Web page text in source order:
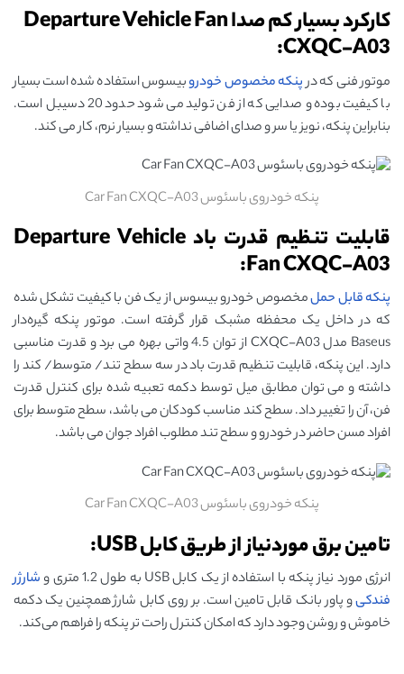
کارکرد بسیار کم صدا Departure Vehicle Fan
CXQC-A03:
موتور فنی که درپنکه مخصوص خودروبیسوس استفاده شده است بسیار
با کیفیت بوده و صدایی که از فن تولید می شود حدود 20 دسیبل است.
بنابراین پنکه، نویز یا سر و صدای اضافی نداشته و بسیار نرم، کار می کند.
پنکه خودروی باسئوس Car Fan CXQC-A03
قابلیت تنظیم قدرت باد Departure Vehicle
Fan CXQC-A03:
پنکه قابل حملمخصوص خودرو بیسوس از یک فن با کیفیت تشکل شده
که در داخل یک محفظه مشبک قرار گرفته است. موتور پنکه گیره‌دار
Baseus مدل CXQC-A03 از توان 4.5 واتی بهره می‌ برد و قدرت مناسبی
دارد. این پنکه، قابلیت تنظیم قدرت باد در سه سطح تند/ متوسط/ کند را
داشته و می توان مطابق میل توسط دکمه تعبیه شده برای کنترل قدرت
فن، آن را تغییر داد. سطح کند مناسب کودکان می باشد، سطح متوسط برای
افراد مسن حاضر در خودرو و سطح تند مطلوب افراد جوان می باشد.
پنکه خودروی باسئوس Car Fan CXQC-A03
تامین برق موردنیاز از طریق کابل USB:
انرژی مورد نیاز پنکه با استفاده از یک کابل USB به طول 1.2 متری و
شارژر
فندکیو پاور بانک قابل تامین است. بر روی کابل شارژ همچنین یک دکمه
خاموش و روشن وجود دارد که امکان کنترل راحت‌ تر پنکه را فراهم می‌کند.